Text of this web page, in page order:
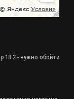
18.2 - нужно обойти